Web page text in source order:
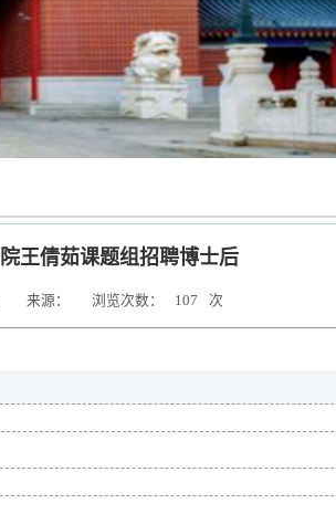
王倩茹课题组招聘博士后
来源： 浏览次数： 107 次